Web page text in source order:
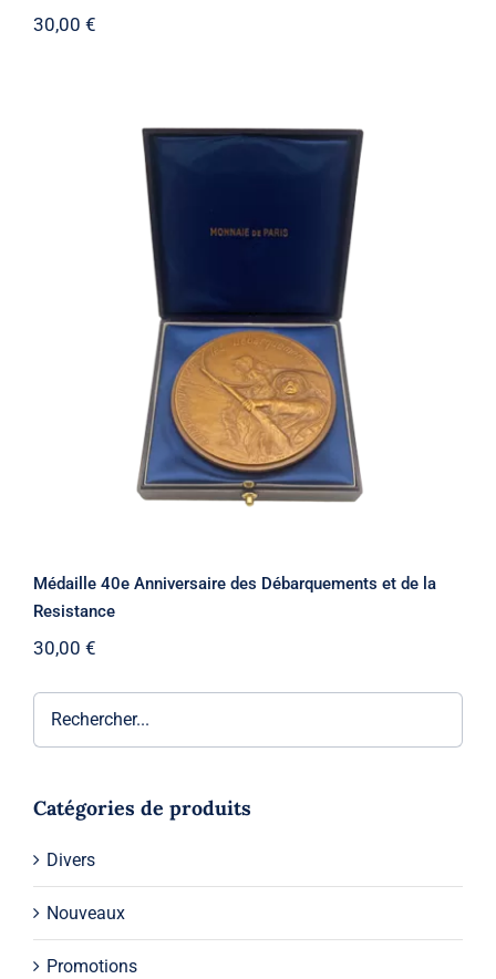
30,00 €
Médaille 40e Anniversaire des
Débarquements et de la Resistance
Médaille 40e Anniversaire des Débarquements et de la
Resistance
30,00 €
Catégories de produits
Divers
Nouveaux
Promotions